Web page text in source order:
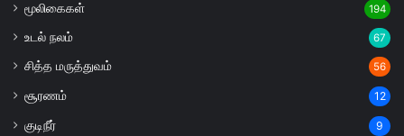
மூலிகைகள் 194
உடல் நலம் 67
சித்த மருத்துவம் 56
சூரணம் 12
குடிநீர் 9